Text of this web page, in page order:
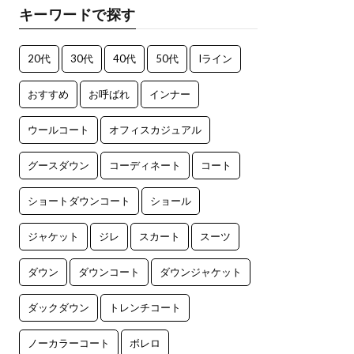
キーワードで探す
20代 30代 40代 50代 Iライン
おすすめ お呼ばれ インナー
ウールコート オフィスカジュアル
グースダウン コーディネート コート
ショートダウンコート ショール
ジャケット ジレ スカート スーツ
ダウン ダウンコート ダウンジャケット
ダックダウン トレンチコート
ノーカラーコート ボレロ